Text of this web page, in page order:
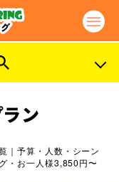
ン
｜予算・人数・シーン
・お一人様3,850円〜
人様5,000円〜